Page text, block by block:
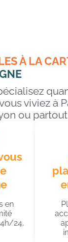
À LA
viviez à
ou
en
24,